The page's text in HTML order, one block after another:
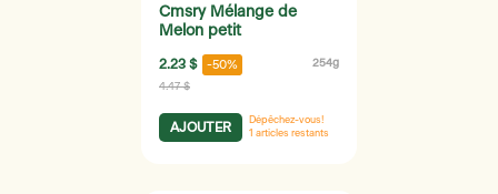
Cmsry Mélange de
Melon petit
2.23 $ -50% 254g
4.47 $
AJOUTER
Dépêchez-vous!
1 articles restants